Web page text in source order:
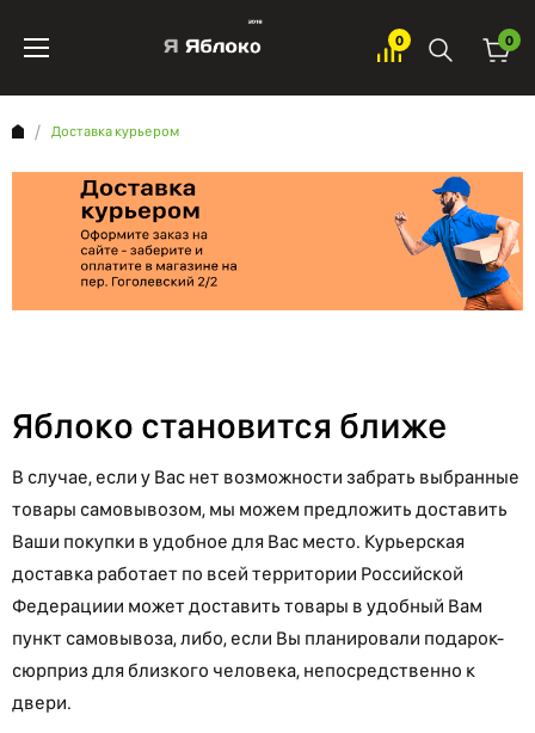
0 0
Доставка курьером
Яблоко становится ближе
В случае, если у Вас нет возможности забрать выбранные
товары самовывозом, мы можем предложить доставить
Ваши покупки в удобное для Вас место. Курьерская
доставка работает по всей территории Российской
Федерациии может доставить товары в удобный Вам
пункт самовывоза, либо, если Вы планировали подарок-
сюрприз для близкого человека, непосредственно к
двери.